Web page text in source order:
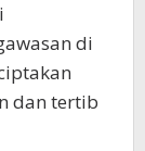
di
dan tertib